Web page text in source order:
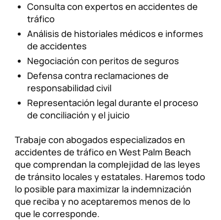
Consulta con expertos en accidentes de
tráfico
Análisis de historiales médicos e informes
de accidentes
Negociación con peritos de seguros
Defensa contra reclamaciones de
responsabilidad civil
Representación legal durante el proceso
de conciliación y el juicio
Trabaje con abogados especializados en
accidentes de tráfico en West Palm Beach
que comprendan la complejidad de las leyes
de tránsito locales y estatales. Haremos todo
lo posible para maximizar la indemnización
que reciba y no aceptaremos menos de lo
que le corresponde.